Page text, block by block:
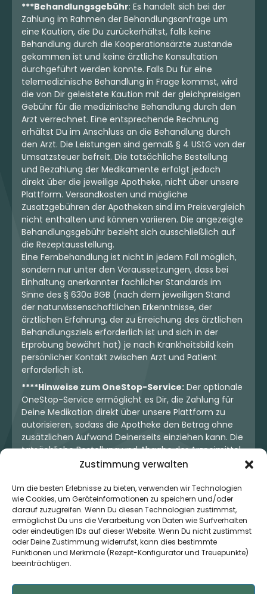
Zustimmung verwalten
Um die besten Erlebnisse zu bieten, verwenden wir Technologien
wie Cookies, um Geräteinformationen zu speichern und/oder
darauf zuzugreifen. Wenn Du diesen Technologien zustimmst,
ermöglichst Du uns die Verarbeitung von Daten wie Surfverhalten
oder eindeutigen IDs auf dieser Website. Wenn Du nicht zustimmst
oder Deine Zustimmung widerrufst, kann dies bestimmte
Funktionen und Merkmale (Rezept-Konfigurator und Treuepunkte)
beeinträchtigen.
***Behandlungsgebühr: Es handelt sich bei der
Zahlung im Rahmen der Behandlungsanfrage um
eine Kaution, die Du zurückerhältst, falls keine
Behandlung durch die Kooperationsärzte zustande
gekommen ist und keine ärztliche Konsultation
durchgeführt werden konnte. Falls Du für eine
telemedizinische Behandlung in Frage kommst, wird
die von Dir geleistete Kaution mit der gleichpreisigen
Gebühr für die medizinische Behandlung durch den
Arzt verrechnet. Eine entsprechende Rechnung
erhältst Du im Anschluss an die Behandlung durch
den Arzt. Die Leistungen sind gemäß § 4 UStG von der
Umsatzsteuer befreit. Die tatsächliche Bestellung
und Bezahlung der Medikamente erfolgt jedoch
direkt über die jeweilige Apotheke, nicht über unsere
Plattform. Versandkosten und mögliche
Zusatzgebühren der Apotheken sind im Preisvergleich
nicht enthalten und können variieren. Die angezeigte
Behandlungsgebühr bezieht sich ausschließlich auf
die Rezeptausstellung.
Eine Fernbehandlung ist nicht in jedem Fall möglich,
sondern nur unter den Voraussetzungen, dass bei
Einhaltung anerkannter fachlicher Standards im
Sinne des § 630a BGB (nach dem jeweiligen Stand
der naturwissenschaftlichen Erkenntnisse, der
ärztlichen Erfahrung, der zu Erreichung des ärztlichen
Behandlungsziels erforderlich ist und sich in der
Erprobung bewährt hat) je nach Krankheitsbild kein
persönlicher Kontakt zwischen Arzt und Patient
erforderlich ist.
****Hinweise zum OneStop-Service: Der optionale
OneStop-Service ermöglicht es Dir, die Zahlung für
Deine Medikation direkt über unsere Plattform zu
autorisieren, sodass die Apotheke den Betrag ohne
zusätzlichen Aufwand Deinerseits einziehen kann. Die
tatsächliche Bestellung und Abgabe der Arzneimittel
erfolgt jedoch ausschließlich über die jeweilige
Dir und der Apotheke. Unser OneStop-Service stellt
kein pharmazeutisches Angebot dar, sondern dient
lediglich der komfortablen Zahlungsabwicklung. Die
Nutzung ist freiwillig und hat keinerlei Einfluss auf die
ärztliche Therapieentscheidung oder die Wahl der
verschriebenen Medikation. Apotheken sind rechtlich
unabhängig und unterliegen den gesetzlichen